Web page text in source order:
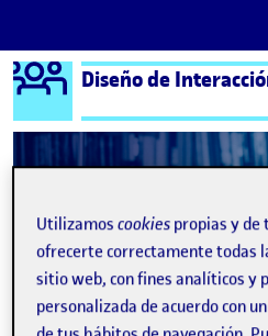
Saltar al contenido
Logo Ágora
Semestre 20242 - Aula 1 1
1 Mayo, 2025
Utilizamoscookies propias y de
ofrecerte correctamente todas
sitio web, con fines analíticos y
personalizada de acuerdo con